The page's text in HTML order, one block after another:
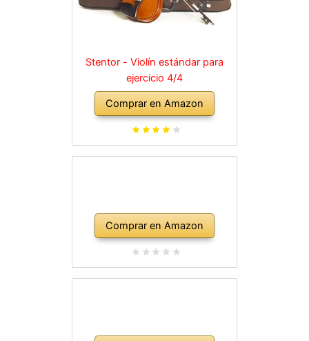
Stentor - Violín estándar para
ejercicio 4/4
Comprar en Amazon
Comprar en Amazon